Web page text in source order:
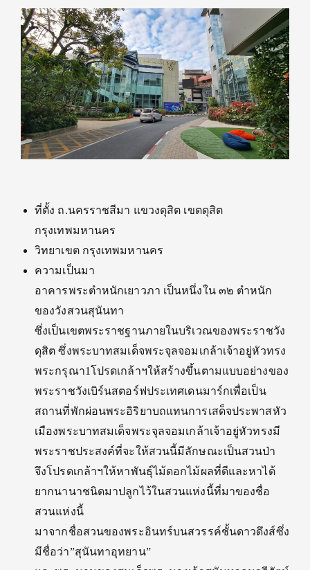
ที่ตั้ง ถ.นครราชสีมา แขวงดุสิต เขตดุสิต
กรุงเทพมหานคร
วิทยาเขต กรุงเทพมหานคร
ความเป็นมา
อาคารพระตำหนักเยาวภา เป็นหนึ่งใน ๓๒ ตำหนัก
ของวังสวนสุนันทา
ซึ่งเป็นเขตพระราชฐานภายในบริเวณของพระราชวัง
ดุสิต ซึ่งพระบาทสมเด็จพระจุลจอมเกล้าเจ้าอยู่หัวทรง
พระกรุณา1โปรดเกล้าฯให้สร้างขึ้นตามแบบอย่างของ
พระราชวังเบิร์นสตอร์ฟประเทศเดนมาร์กเพื่อเป็น
สถานที่พักผ่อนพระอิริยาบถแทนการเสด็จประพาสหัว
เมืองพระบาทสมเด็จพระจุลจอมเกล้าเจ้าอยู่หัวทรงมี
พระราชประสงค์ที่จะให้สวนนี้มีลักษณะเป็นสวนป่า
จึงโปรดเกล้าฯให้หาพันธุ์ไม้ดอกไม้ผลที่ดีและหาได้
ยากนานาชนิดมาปลูกไว้ในสวนแห่งนี้ที่มาของชื่อ
สวนแห่งนี้
มาจากชื่อสวนของพระอินทร์บนสวรรค์ชั้นดาวดึงส์ซึ่ง
มีชื่อว่า”สุนันทาอุทยาน”